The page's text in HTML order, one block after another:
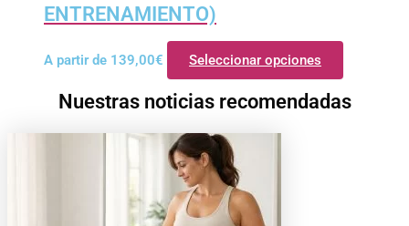
ENTRENAMIENTO)
A partir de 139,00€ Seleccionar opciones
Nuestras noticias recomendadas